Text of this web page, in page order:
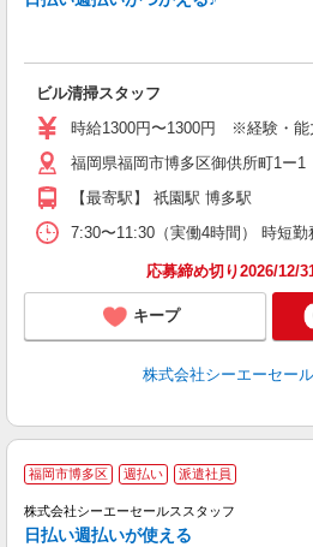
ビル清掃スタッフ
時給1300円〜1300円 ※経験・能
福岡県福岡市博多区御供所町1ー
【最寄駅】 祇園駅 博多駅
7:30〜11:30（実働4時間） 時短
応募締め切り2026/12/
キープ
株式会社シーエーセー
福岡市博多区 週払い 派遣社員
株式会社シーエーセールススタッフ
日払い週払いが使える